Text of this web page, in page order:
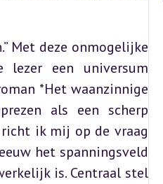
Met deze onmogelijke
een universum
*Het waanzinnige
als een scherp
ik mij op de vraag
het spanningsveld
is. Centraal stel